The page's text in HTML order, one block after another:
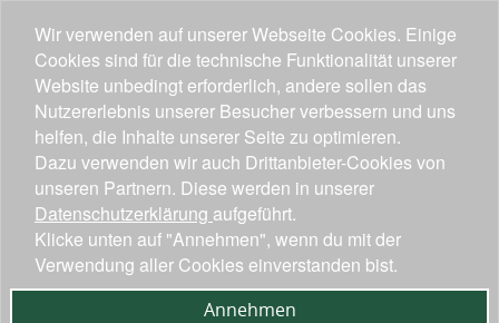
Wir verwenden auf unserer Webseite Cookies. Einige
Cookies sind für die technische Funktionalität unserer
Website unbedingt erforderlich, andere sollen das
Nutzererlebnis unserer Besucher verbessern und uns
helfen, die Inhalte unserer Seite zu optimieren.
Dazu verwenden wir auch Drittanbieter-Cookies von
unseren Partnern. Diese werden in unserer
Datenschutzerklärung aufgeführt.
Klicke unten auf "Annehmen", wenn du mit der
Verwendung aller Cookies einverstanden bist.
Annehmen